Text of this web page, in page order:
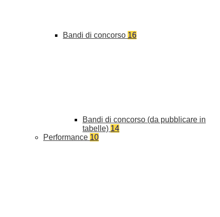
Bandi di concorso 16
Bandi di concorso (da pubblicare in
tabelle) 14
Performance 10